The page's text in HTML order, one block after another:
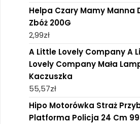
Helpa Czary Mamy Manna
Zbóż 200G
2,99zł
A Little Lovely Company A
Lovely Company Mała
Kaczuszka
55,57zł
Hipo Motorówka Straż
Platforma Policja 24 Cm